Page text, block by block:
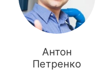
Антон
Петренко